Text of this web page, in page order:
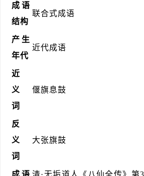
成语
结构
联合式成语
产生
年代
近代成语
近
义
词
偃旗息鼓
反
义
词
大张旗鼓
成语 清·无垢道人《八仙全传》第